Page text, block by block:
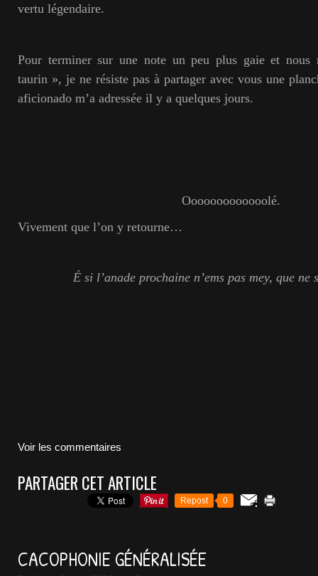
vertu légendaire.
Pour terminer sur une note un peu plus gaie et nous
taurin », je ne résiste pas à partager avec vous une
aficionado m’a adressée il y a quelques jours.
Ooooooooooooolé.
Vivement que l’on y retourne…
É si l’anade prochaine n’ems pas mey, que ne
Voir les commentaires
PARTAGER CET ARTICLE
Repost 0
CACOPHONIE GÉNÉRALISÉE